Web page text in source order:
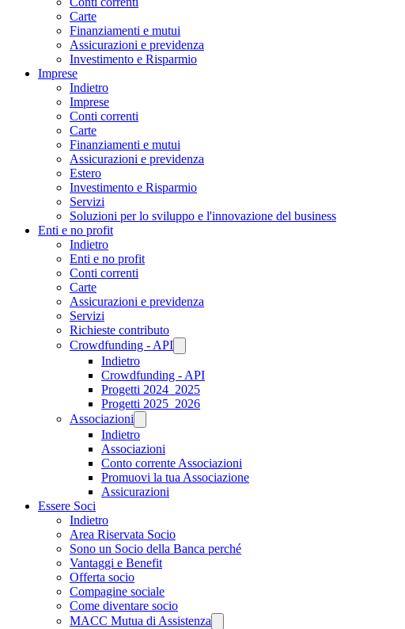
Carte
Finanziamenti e mutui
Assicurazioni e previdenza
Investimento e Risparmio
Imprese
Indietro
Imprese
Conti correnti
Carte
Finanziamenti e mutui
Assicurazioni e previdenza
Estero
Investimento e Risparmio
Servizi
Soluzioni per lo sviluppo e l'innovazione del business
Enti e no profit
Indietro
Enti e no profit
Conti correnti
Carte
Assicurazioni e previdenza
Servizi
Richieste contributo
Crowdfunding - API
Indietro
Crowdfunding - API
Progetti 2024_2025
Progetti 2025_2026
Associazioni
Indietro
Associazioni
Conto corrente Associazioni
Promuovi la tua Associazione
Assicurazioni
Essere Soci
Indietro
Area Riservata Socio
Sono un Socio della Banca perché
Vantaggi e Benefit
Offerta socio
Compagine sociale
Come diventare socio
MACC Mutua di Assistenza